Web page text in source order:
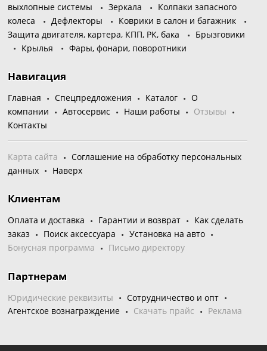
выхлопные системы
Зеркала
Колпаки запасного
колеса
Дефлекторы
Коврики в салон и багажник
Защита двигателя, картера, КПП, РК, бака
Брызговики
Крылья
Фары, фонари, поворотники
Навигация
Главная Спецпредложения Каталог
О
компании
Автосервис Наши работы
Отзывы
Контакты
Карта сайта
Соглашение на обработку персональных
данных
Наверх
Клиентам
Оплата и доставка Гарантии и возврат
Как сделать
заказ
Поиск аксессуара
Установка на авто
Бонусная программа
Письмо директору
Партнерам
Юридические реквизиты
Сотрудничество и опт
Агентское вознаграждение
Скачать прайс Реклама